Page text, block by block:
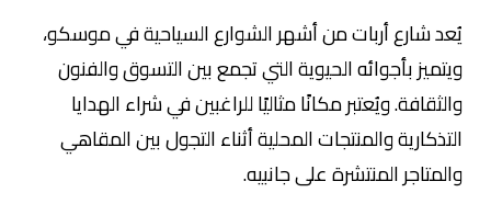
يُعد شارع أربات من أشهر الشوارع السياحية في موسكو،
ويتميز بأجوائه الحيوية التي تجمع بين التسوق والفنون
والثقافة. ويُعتبر مكانًا مثاليًا للراغبين في شراء الهدايا
التذكارية والمنتجات المحلية أثناء التجول بين المقاهي
والمتاجر المنتشرة على جانبيه.